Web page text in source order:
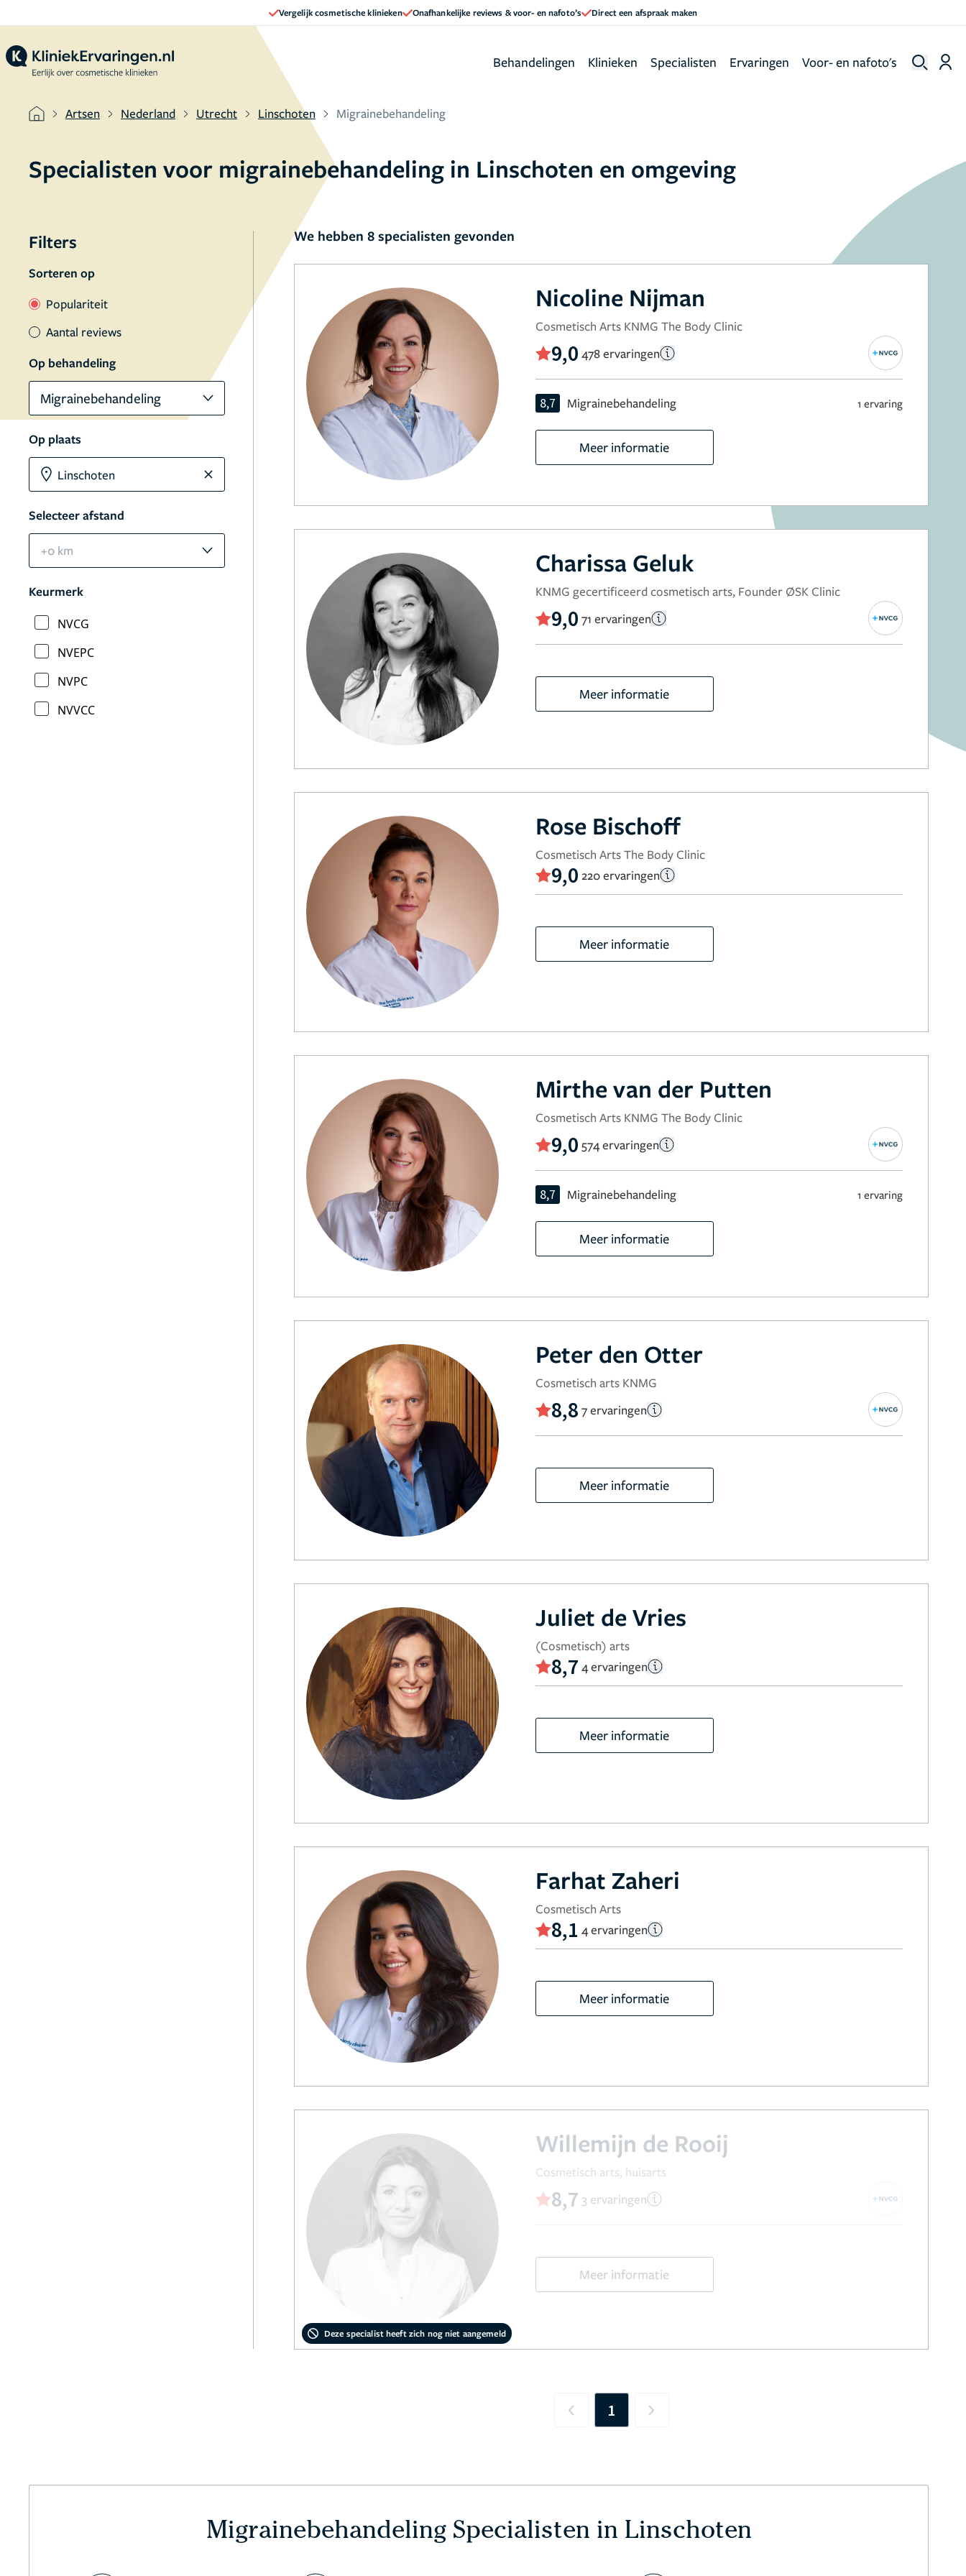
Vergelijk cosmetische klinieken Onafhankelijke reviews & voor- en nafoto’s Direct een afspraak maken
Behandelingen Klinieken Specialisten Ervaringen Voor- en nafoto's
Artsen Nederland Utrecht Linschoten Migrainebehandeling
Specialisten voor migrainebehandeling in Linschoten en omgeving
Filters
Sorteren op
Populariteit
Aantal reviews
Op behandeling
Migrainebehandeling
Op plaats
Selecteer afstand
+0 km
Keurmerk
NVCG
NVEPC
NVPC
NVVCC
We hebben 8 specialisten gevonden
Nicoline Nijman
Cosmetisch Arts KNMG The Body Clinic
9,0 478 ervaringen
8,7 Migrainebehandeling 1 ervaring
Meer informatie
Charissa Geluk
KNMG gecertificeerd cosmetisch arts, Founder ØSK Clinic
9,0 71 ervaringen
Meer informatie
Rose Bischoff
Cosmetisch Arts The Body Clinic
9,0 220 ervaringen
Meer informatie
Mirthe van der Putten
Cosmetisch Arts KNMG The Body Clinic
9,0 574 ervaringen
8,7 Migrainebehandeling 1 ervaring
Meer informatie
Peter den Otter
Cosmetisch arts KNMG
8,8 7 ervaringen
Meer informatie
Juliet de Vries
(Cosmetisch) arts
8,7 4 ervaringen
Meer informatie
Farhat Zaheri
Cosmetisch Arts
8,1 4 ervaringen
Meer informatie
Deze specialist heeft zich nog niet aangemeld
Willemijn de Rooij
Cosmetisch arts, huisarts
8,7 3 ervaringen
Meer informatie
Previous
1 Next
Migrainebehandeling Specialisten in Linschoten